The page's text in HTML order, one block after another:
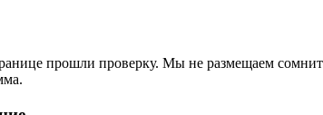
прошли проверку. Мы не размещаем